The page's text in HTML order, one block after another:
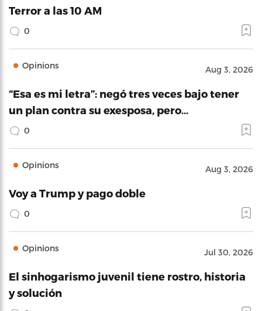
Terror a las 10 AM
0
Opinions Aug 3, 2026
“Esa es mi letra”: negó tres veces bajo tener
un plan contra su exesposa, pero…
0
Opinions Aug 3, 2026
Voy a Trump y pago doble
0
Opinions Jul 30, 2026
El sinhogarismo juvenil tiene rostro, historia
y solución